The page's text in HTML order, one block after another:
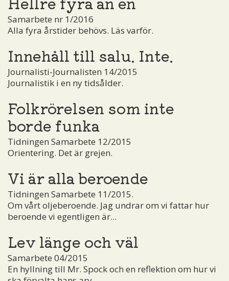
Samarbete nr 1/2016
Alla fyra årstider behövs. Läs varför.
Innehåll till salu. Inte.
Journalisti-Journalisten 14/2015
Journalistik i en ny tidsålder.
Folkrörelsen som inte
borde funka
Tidningen Samarbete 12/2015
Orientering. Det är grejen.
Vi är alla beroende
Tidningen Samarbete 11/2015.
Om vårt oljeberoende. Jag undrar om vi fattar hur
beroende vi egentligen är...
Lev länge och väl
Samarbete 04/2015
En hyllning till Mr. Spock och en reflektion om hur vi